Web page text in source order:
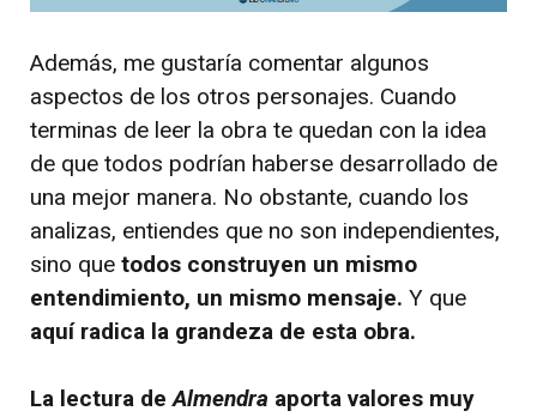
Además, me gustaría comentar algunos
aspectos de los otros personajes. Cuando
terminas de leer la obra te quedan con la idea
de que todos podrían haberse desarrollado de
una mejor manera. No obstante, cuando los
analizas, entiendes que no son independientes,
sino que todos construyen un mismo
entendimiento, un mismo mensaje. Y que
aquí radica la grandeza de esta obra.
La lectura deAlmendra aporta valores muy